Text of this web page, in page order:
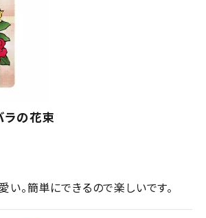
ラの花束
い。簡単にできるので楽しいです。